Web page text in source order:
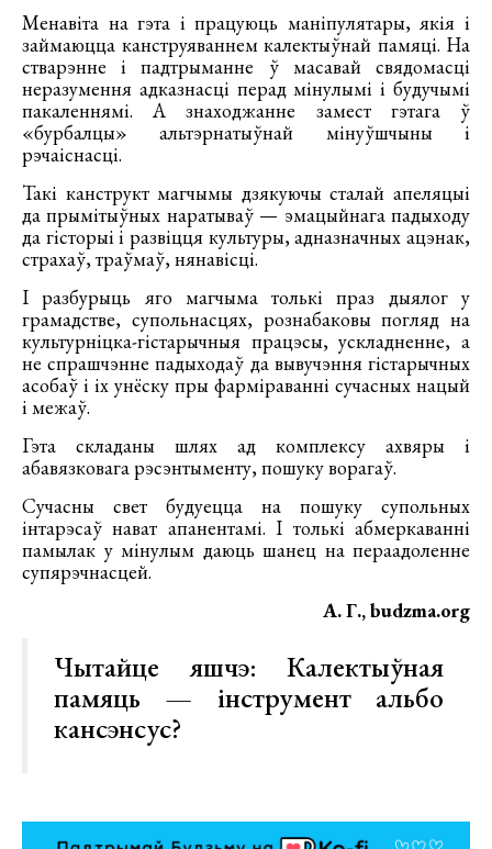
Менавіта на гэта і працуюць маніпулятары, якія і
займаюцца канструяваннем калектыўнай памяці. На
стварэнне і падтрыманне ў масавай свядомасці
неразумення адказнасці перад мінулымі і будучымі
пакаленнямі. А знаходжанне замест гэтага ў
«бурбалцы» альтэрнатыўнай мінуўшчыны і
рэчаіснасці.
Такі канструкт магчымы дзякуючы сталай апеляцыі
да прымітыўных наратываў — эмацыйнага падыходу
да гісторыі і развіцця культуры, адназначных ацэнак,
страхаў, траўмаў, нянавісці.
І разбурыць яго магчыма толькі праз дыялог у
грамадстве, супольнасцях, рознабаковы погляд на
культурніцка-гістарычныя працэсы, ускладненне, а
не спрашчэнне падыходаў да вывучэння гістарычных
асобаў і іх унёску пры фарміраванні сучасных нацый
і межаў.
Гэта складаны шлях ад комплексу ахвяры і
абавязковага рэсэнтыменту, пошуку ворагаў.
Сучасны свет будуецца на пошуку супольных
інтарэсаў нават апанентамі. І толькі абмеркаванні
памылак у мінулым даюць шанец на пераадоленне
супярэчнасцей.
А. Г., budzma.org
Чытайце яшчэ: Калектыўная
памяць — інструмент альбо
кансэнсус?